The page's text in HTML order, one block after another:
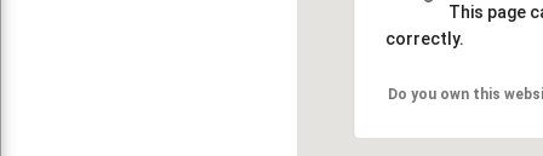
This page
correctly.
Do you own this